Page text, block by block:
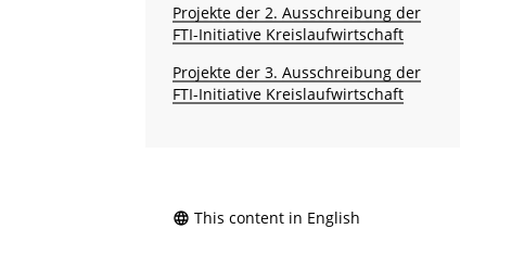
Projekte der 2. Ausschreibung der
FTI-Initiative Kreislaufwirtschaft
Projekte der 3. Ausschreibung der
FTI-Initiative Kreislaufwirtschaft
This content in English